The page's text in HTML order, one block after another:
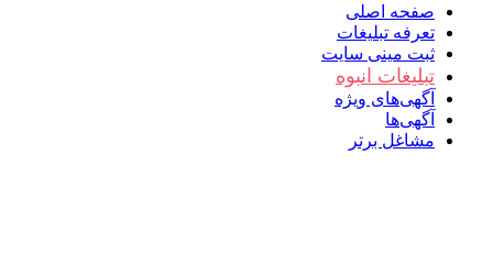
صفحه اصلی
تعرفه تبلیغات
ثبت مینی سایت
تبلیغات انبوه
آگهی‌های ویژه
آگهی‌ها
مشاغل برتر